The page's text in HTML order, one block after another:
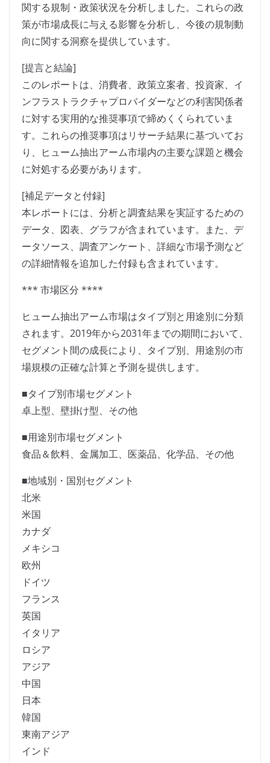
関する規制・政策状況を分析しました。これらの政
策が市場成長に与える影響を分析し、今後の規制動
向に関する洞察を提供しています。
[提言と結論]
このレポートは、消費者、政策立案者、投資家、イ
ンフラストラクチャプロバイダーなどの利害関係者
に対する実用的な推奨事項で締めくくられていま
す。これらの推奨事項はリサーチ結果に基づいてお
り、ヒューム抽出アーム市場内の主要な課題と機会
に対処する必要があります。
[補足データと付録]
本レポートには、分析と調査結果を実証するための
データ、図表、グラフが含まれています。また、デ
ータソース、調査アンケート、詳細な市場予測など
の詳細情報を追加した付録も含まれています。
*** 市場区分 ****
ヒューム抽出アーム市場はタイプ別と用途別に分類
されます。2019年から2031年までの期間において、
セグメント間の成長により、タイプ別、用途別の市
場規模の正確な計算と予測を提供します。
■タイプ別市場セグメント
卓上型、壁掛け型、その他
■用途別市場セグメント
食品＆飲料、金属加工、医薬品、化学品、その他
■地域別・国別セグメント
北米
米国
カナダ
メキシコ
欧州
ドイツ
フランス
英国
イタリア
ロシア
アジア
中国
日本
韓国
東南アジア
インド